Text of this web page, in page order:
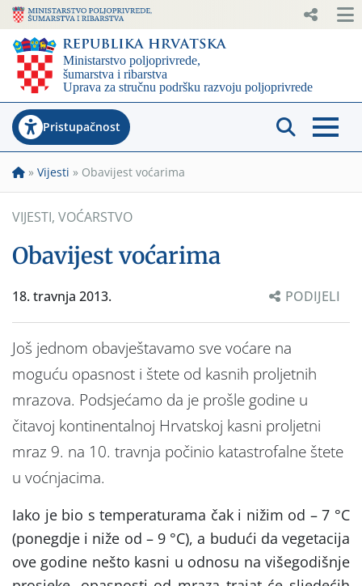
Pristupačnost
» Vijesti » Obavijest voćarima
VIJESTI, VOĆARSTVO
Obavijest voćarima
18. travnja 2013. PODIJELI
Još jednom obavještavamo sve voćare na
moguću opasnost i štete od kasnih proljetnih
mrazova. Podsjećamo da je prošle godine u
čitavoj kontinentalnoj Hrvatskoj kasni proljetni
mraz 9. na 10. travnja počinio katastrofalne štete
u voćnjacima.
Iako je bio s temperaturama čak i nižim od – 7 °C
(ponegdje i niže od – 9 °C), a budući da vegetacija
ove godine nešto kasni u odnosu na višegodišnje